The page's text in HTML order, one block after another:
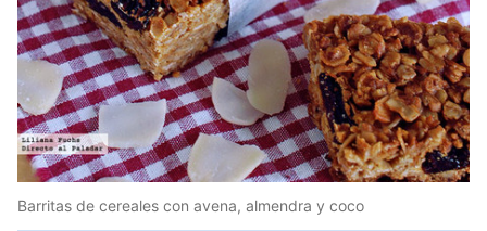
Barritas de cereales con avena, almendra y coco